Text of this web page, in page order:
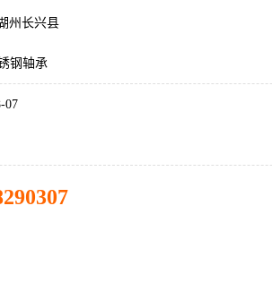
州长兴县
钢轴承
07